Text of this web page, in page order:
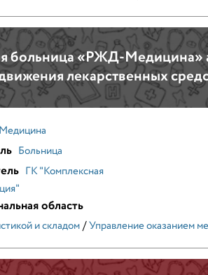
больница «РЖД-Медицина»
лекарственных
Медицина
Больница
ГК "Комплексная
область
и складом/Управление оказанием